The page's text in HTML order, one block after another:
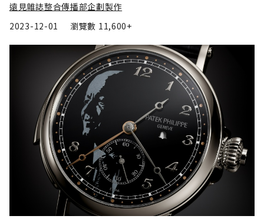
遠見雜誌整合傳播部企劃製作
2023-12-01
瀏覽數 11,600+